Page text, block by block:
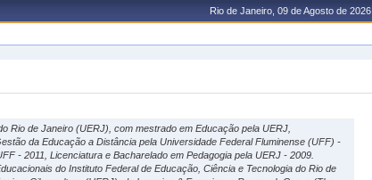
Rio de Janeiro, 09 de Agosto de 2026
Rio de Janeiro (UERJ), com mestrado em Educação pela UERJ,
da Educação a Distância pela Universidade Federal Fluminense (UFF) -
- 2011, Licenciatura e Bacharelado em Pedagogia pela UERJ - 2009.
do Instituto Federal de Educação, Ciência e Tecnologia do Rio de